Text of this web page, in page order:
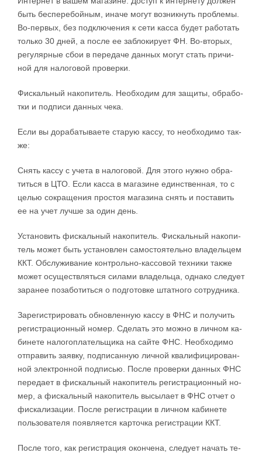
быть бес­пе­ре­бой­ным, ина­че мо­гут воз­ни­к­нуть про­б­ле­мы.
Во-­пе­р­вых, без под­клю­че­ния к се­ти кас­са бу­дет ра­бо­тать
толь­ко 30 дней, а по­с­ле ее за­б­ло­ки­ру­ет ФН. Во-в­то­рых,
ре­гу­ляр­ные сбои в пе­ре­да­че дан­ных мо­гут стать при­чи­
ной для на­ло­го­вой про­вер­ки.
Фис­каль­ный на­ко­пи­тель. Не­об­хо­дим для за­щи­ты, об­ра­бо­
т­ки и под­пи­си дан­ных че­ка.
Ес­ли вы до­ра­ба­ты­ва­е­те ста­рую кас­су, то не­об­хо­ди­мо та­к­
же:
С­нять кас­су с уче­та в на­ло­го­вой. Для это­го ну­ж­но об­ра­
тить­ся в ЦТО. Ес­ли кас­са в ма­га­зи­не един­ствен­ная, то с
це­лью со­кра­ще­ния про­стоя ма­га­зи­на снять и по­ста­вить
ее на учет луч­ше за один день.
Уста­но­вить фис­каль­ный на­ко­пи­тель. Фис­каль­ный на­ко­пи­
тель мо­жет быть уста­но­в­лен са­мо­сто­я­тель­но вла­дель­цем
ККТ. Об­слу­жи­ва­ние кон­троль­но-­кас­со­вой тех­ни­ки та­к­же
мо­жет осу­ще­ств­лять­ся си­ла­ми вла­дель­ца, од­на­ко сле­ду­ет
за­ра­нее по­за­бо­тить­ся о под­го­то­в­ке штат­но­го со­труд­ни­ка.
За­ре­ги­стри­ро­вать об­но­в­лен­ную кас­су в ФНС и по­лу­чить
ре­ги­стра­ци­он­ный но­мер. Сде­лать это мо­ж­но в ли­ч­ном ка­
би­не­те на­ло­го­пла­тель­щи­ка на сай­те ФНС. Не­об­хо­ди­мо
от­пра­вить за­яв­ку, под­пи­сан­ную ли­ч­ной ква­ли­фи­ци­ро­ван­
ной элек­трон­ной под­пи­сью. По­с­ле про­вер­ки дан­ных ФНС
пе­ре­да­ет в фис­каль­ный на­ко­пи­тель ре­ги­стра­ци­он­ный но­
мер, а фис­каль­ный на­ко­пи­тель вы­сы­ла­ет в ФНС от­чет о
фис­ка­ли­за­ции. По­с­ле ре­ги­стра­ции в ли­ч­ном ка­би­не­те
поль­зо­ва­те­ля по­яв­ля­ет­ся кар­точ­ка ре­ги­стра­ции ККТ.
По­с­ле то­го, как ре­ги­стра­ция окон­че­на, сле­ду­ет на­чать те­